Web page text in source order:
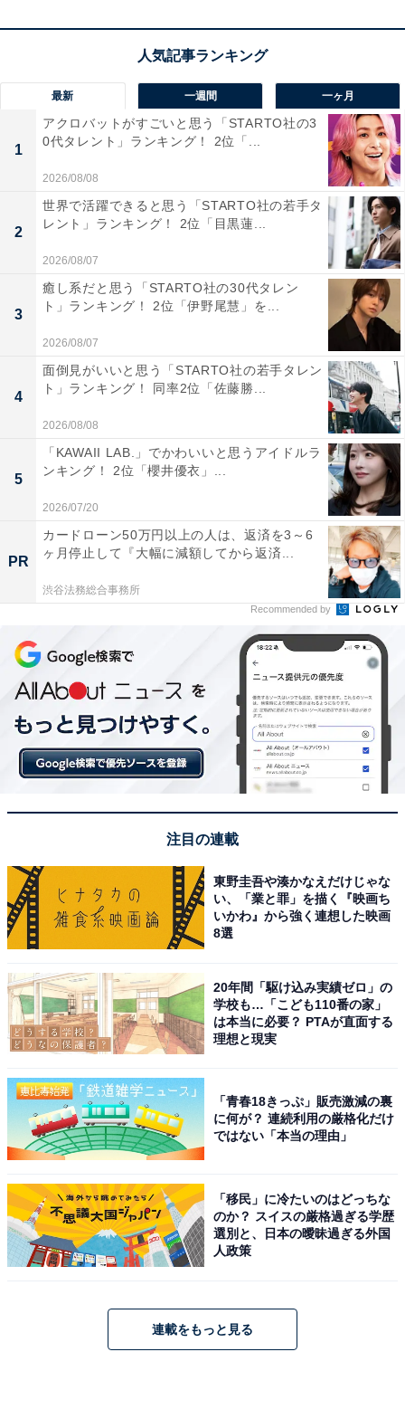
View this post on Instagram
A post shared by 映画『唄う六人の女』【10/27公開】
1位は、山田孝之さん。竹野内豊さんとダブル主演を務
める10月27日公開のサスペンススリラー映画『唄う六人
の女』でも、髭に長髪というワイルドな姿で主人公・宇
和島役を演じています。現在放送中の松本潤さん主演の
NHK大河ドラマ『どうする家康』で務めた服部半蔵役で
は、長髪に髭がりりしい武士の姿を披露しました。
回答者からは、「山田孝之一択。何をしてもどの格好し
年代でも1番」（32歳男性）、「山田孝之さんはもう髭
胸毛が生えていてもなんだか素敵です」（39歳女性）、
「むしろ髭がある方の彼が定着している位、似合ってい
ると思う」（49歳女性）などのコメントが寄せられまし
＞次のページ：8位までの全ランキング結果を見る
※回答者のコメントは原文ママです
この記事の筆者：福島 ゆき プロフィール
アニメや漫画のレビュー、エンタメトピックスなどを中
心に、オールジャンルで執筆中のライター。時々、店舗
取材などのリポート記事も担当。All AboutおよびAll
About ニュースでのライター歴は5年。
最新 一週間 一ヶ月
1
アクロバットがすごいと思う「STARTO社の3
0代タレント」ランキング！ 2位「...
2026/08/08
2
世界で活躍できると思う「STARTO社の若手タ
レント」ランキング！ 2位「目黒蓮...
2026/08/07
3
癒し系だと思う「STARTO社の30代タレン
ト」ランキング！ 2位「伊野尾慧」を...
2026/08/07
4
面倒見がいいと思う「STARTO社の若手タレン
ト」ランキング！ 同率2位「佐藤勝...
2026/08/08
5
「KAWAII LAB.」でかわいいと思うアイドルラ
ンキング！ 2位「櫻井優衣」...
2026/07/20
PR
カードローン50万円以上の人は、返済を3～6
ヶ月停止して『大幅に減額してから返済...
渋谷法務総合事務所
Recommended by
注目の連載
東野圭吾や湊かなえだけじゃな
い、「業と罪」を描く『映画ち
いかわ』から強く連想した映画
8選
20年間「駆け込み実績ゼロ」の
学校も…「こども110番の家」
は本当に必要？ PTAが直面する
理想と現実
「青春18きっぷ」販売激減の裏
に何が？ 連続利用の厳格化だけ
ではない「本当の理由」
「移民」に冷たいのはどっちな
のか？ スイスの厳格過ぎる学歴
選別と、日本の曖昧過ぎる外国
人政策
連載をもっと見る